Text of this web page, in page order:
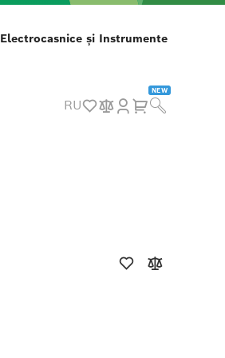
Electrocasnice și Instrumente
RU
NEW